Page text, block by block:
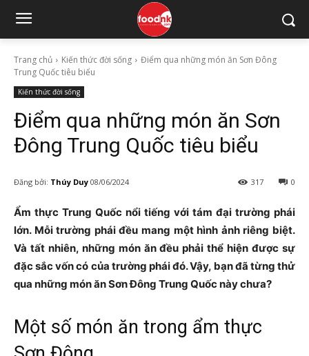
Trang chủ Kiến thức đời sống
Điểm qua những món ăn Sơn Đông
Trung Quốc tiêu biểu
Kiến thức đời sống
Điểm qua những món ăn Sơn
Đông Trung Quốc tiêu biểu
Đăng bởi: Thúy Duy 08/06/2024 0
317
Ẩm thực Trung Quốc nổi tiếng với tám đại trường phái
lớn. Mỗi trường phái đều mang một hình ảnh riêng biệt.
Và tất nhiên, những món ăn đều phải thể hiện được sự
đặc sắc vốn có của trường phái đó. Vậy, bạn đã từng thử
qua những món ăn Sơn Đông Trung Quốc này chưa?
Một số món ăn trong ẩm thực